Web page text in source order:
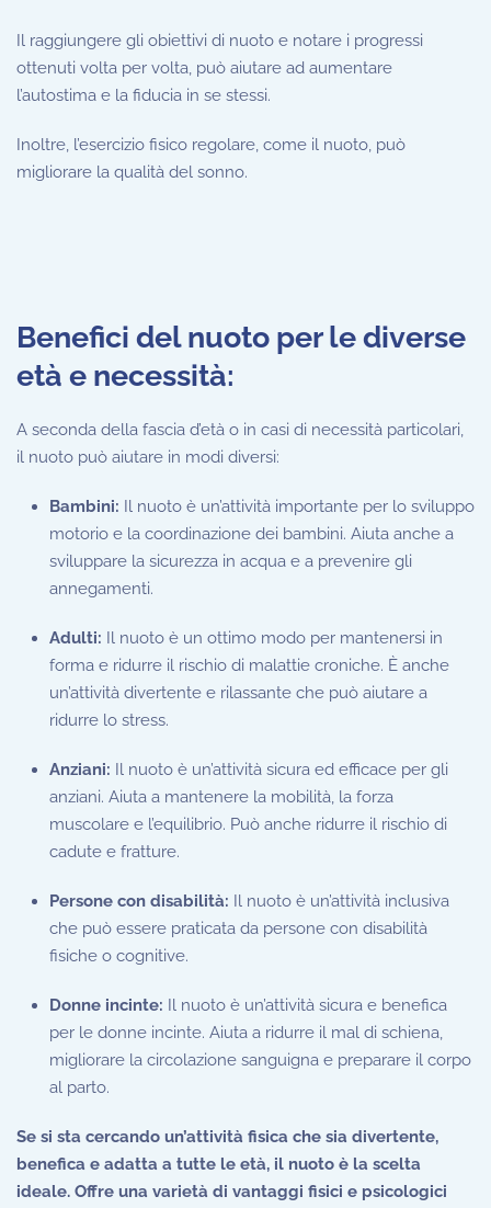
Il raggiungere gli obiettivi di nuoto e notare i progressi
ottenuti volta per volta, può aiutare ad aumentare
l’autostima e la fiducia in se stessi.
Inoltre, l’esercizio fisico regolare, come il nuoto, può
migliorare la qualità del sonno.
Benefici del nuoto per le diverse
età e necessità:
A seconda della fascia d’età o in casi di necessità particolari,
il nuoto può aiutare in modi diversi:
Bambini: Il nuoto è un’attività importante per lo sviluppo
motorio e la coordinazione dei bambini. Aiuta anche a
sviluppare la sicurezza in acqua e a prevenire gli
annegamenti.
Adulti: Il nuoto è un ottimo modo per mantenersi in
forma e ridurre il rischio di malattie croniche. È anche
un’attività divertente e rilassante che può aiutare a
ridurre lo stress.
Anziani: Il nuoto è un’attività sicura ed efficace per gli
anziani. Aiuta a mantenere la mobilità, la forza
muscolare e l’equilibrio. Può anche ridurre il rischio di
cadute e fratture.
Persone con disabilità: Il nuoto è un’attività inclusiva
che può essere praticata da persone con disabilità
fisiche o cognitive.
Donne incinte: Il nuoto è un’attività sicura e benefica
per le donne incinte. Aiuta a ridurre il mal di schiena,
migliorare la circolazione sanguigna e preparare il corpo
al parto.
Se si sta cercando un’attività fisica che sia divertente,
benefica e adatta a tutte le età, il nuoto è la scelta
ideale. Offre una varietà di vantaggi fisici e psicologici